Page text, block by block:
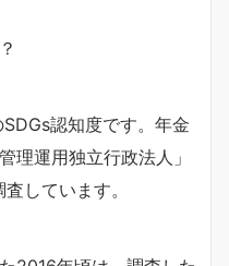
認知度です。年金
理運用独立行政法人」
しています。